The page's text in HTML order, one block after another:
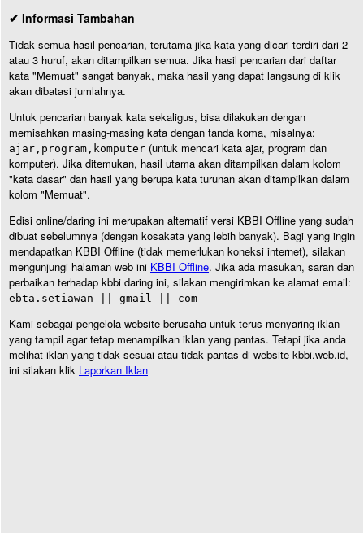
✔ Informasi Tambahan
Tidak semua hasil pencarian, terutama jika kata yang dicari terdiri dari 2
atau 3 huruf, akan ditampilkan semua. Jika hasil pencarian dari daftar
kata "Memuat" sangat banyak, maka hasil yang dapat langsung di klik
akan dibatasi jumlahnya.
Untuk pencarian banyak kata sekaligus, bisa dilakukan dengan
memisahkan masing-masing kata dengan tanda koma, misalnya:
ajar,program,komputer (untuk mencari kata ajar, program dan
komputer). Jika ditemukan, hasil utama akan ditampilkan dalam kolom
"kata dasar" dan hasil yang berupa kata turunan akan ditampilkan dalam
kolom "Memuat".
Edisi online/daring ini merupakan alternatif versi KBBI Offline yang sudah
dibuat sebelumnya (dengan kosakata yang lebih banyak). Bagi yang ingin
mendapatkan KBBI Offline (tidak memerlukan koneksi internet), silakan
mengunjungi halaman web ini KBBI Offline. Jika ada masukan, saran dan
perbaikan terhadap kbbi daring ini, silakan mengirimkan ke alamat email:
ebta.setiawan || gmail || com
Kami sebagai pengelola website berusaha untuk terus menyaring iklan
yang tampil agar tetap menampilkan iklan yang pantas. Tetapi jika anda
melihat iklan yang tidak sesuai atau tidak pantas di website kbbi.web.id,
ini silakan klik Laporkan Iklan